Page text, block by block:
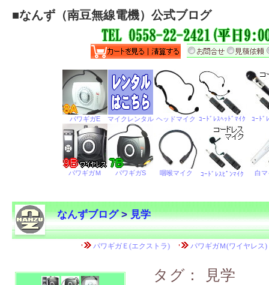
■なんず（南豆無線電機）公式ブログ
なんずブログ>見学
タグ： 見学